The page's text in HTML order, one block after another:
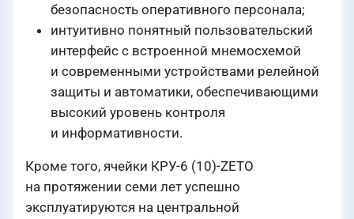
безопасность оперативного персонала;
интуитивно понятный пользовательский
интерфейс с встроенной мнемосхемой
и современными устройствами релейной
защиты и автоматики, обеспечивающими
высокий уровень контроля
и информативности.
Кроме того, ячейки КРУ-6 (10)-ZETO
на протяжении семи лет успешно
эксплуатируются на центральной